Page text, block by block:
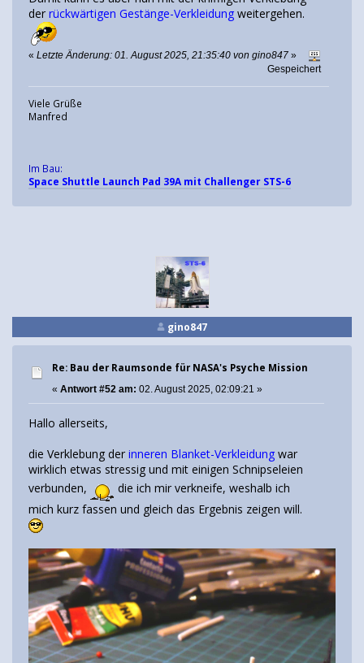
der rückwärtigen Gestänge-Verkleidung weitergehen.
« Letzte Änderung: 01. August 2025, 21:35:40 von gino847 »
Gespeichert
Viele Grüße
Manfred
Im Bau:
Space Shuttle Launch Pad 39A mit Challenger STS-6
gino847
Re: Bau der Raumsonde für NASA's Psyche Mission
« Antwort #52 am: 02. August 2025, 02:09:21 »
Hallo allerseits,
die Verklebung der inneren Blanket-Verkleidung war
wirklich etwas stressig und mit einigen Schnipseleien
verbunden,
die ich mir verkneife, weshalb ich
mich kurz fassen und gleich das Ergebnis zeigen will.